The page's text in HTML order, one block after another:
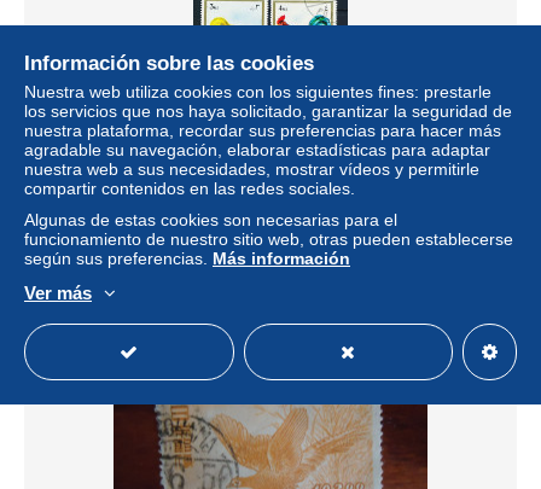
5 timbres oblitérés Coq et poussin XII-3 CUBA 1981 Gallos
lidia: Pinto, Canelo FUJEIRA coq et poussin POLOGNE
coq blanc
± 2,02 US$
Estatus
Información sobre las cookies
Nuestra web utiliza cookies con los siguientes fines: prestarle
los servicios que nos haya solicitado, garantizar la seguridad de
nuestra plataforma, recordar sus preferencias para hacer más
agradable su navegación, elaborar estadísticas para adaptar
nuestra web a sus necesidades, mostrar vídeos y permitirle
compartir contenidos en las redes sociales.
Algunas de estas cookies son necesarias para el
funcionamiento de nuestro sitio web, otras pueden establecerse
según sus preferencias. Más información
Ver más